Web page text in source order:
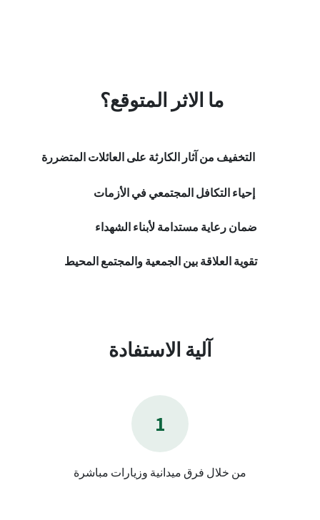
ما الاثر المتوقع؟
التخفيف من آثار الكارثة على العائلات المتضررة
إحياء التكافل المجتمعي في الأزمات
ضمان رعاية مستدامة لأبناء الشهداء
تقوية العلاقة بين الجمعية والمجتمع المحيط
آلية الاستفادة
1
من خلال فرق ميدانية وزيارات مباشرة